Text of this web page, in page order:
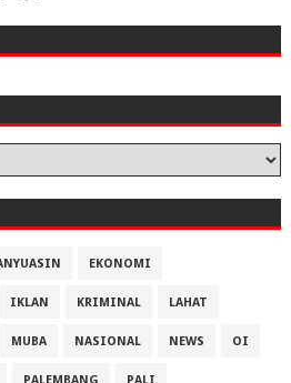
EKONOMI
IKLAN KRIMINAL LAHAT
MUBA NASIONAL NEWS OI